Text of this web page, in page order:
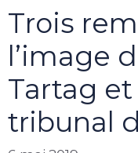
Trois
l’image
Tartag et
tribunal